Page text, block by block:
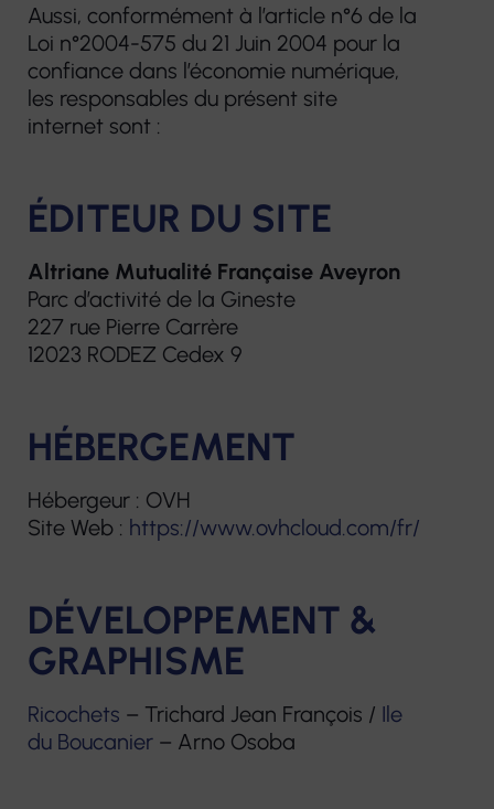
Centres de
santé
infirmiers
Hospitalisation
à domicile
Centres de
santé dentaire
Centres
Écouter
Voir
Centres
d'audition
Écouter
Laboratoire
prothèses
Pharmacie
Matériel
Services de soins
infirmiers à
Services à domicile
éop la
Crèche
Service Mandataire
Majeurs
d’accompagnement
Centre de
Territorial
Résidences
pour
Hébergements
temporaires
Notre construction et nos projets
Nous contacter
Aussi, conformément à l’article n°6 de la
Loi n°2004-575 du 21 Juin 2004 pour la
confiance dans l’économie numérique,
les responsables du présent site
internet sont :
ÉDITEUR DU SITE
Altriane Mutualité Française Aveyron
Parc d’activité de la Gineste
227 rue Pierre Carrère
12023 RODEZ Cedex 9
HÉBERGEMENT
Hébergeur : OVH
Site Web : https://www.ovhcloud.com/fr/
DÉVELOPPEMENT &
GRAPHISME
Ricochets – Trichard Jean François / Ile
du Boucanier – Arno Osoba